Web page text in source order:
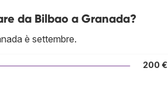
da Bilbao a Granada?
è settembre.
200 €